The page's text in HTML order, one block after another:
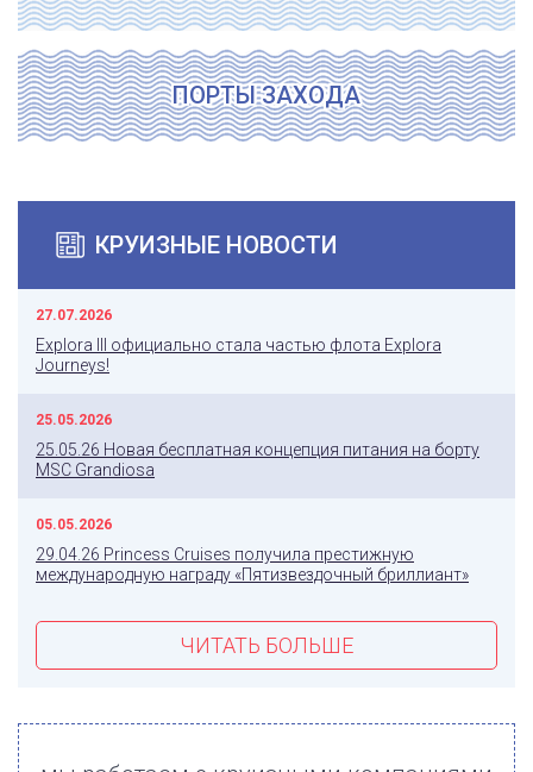
ПОРТЫ ЗАХОДА
КРУИЗНЫЕ НОВОСТИ
27.07.2026
Explora III официально стала частью флота Explora
Journeys!
25.05.2026
25.05.26 Новая бесплатная концепция питания на борту
MSC Grandiosa
05.05.2026
29.04.26 Princess Cruises получила престижную
международную награду «Пятизвездочный бриллиант»
ЧИТАТЬ БОЛЬШЕ